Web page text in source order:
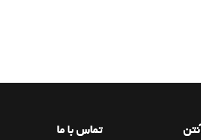
تماس با ما